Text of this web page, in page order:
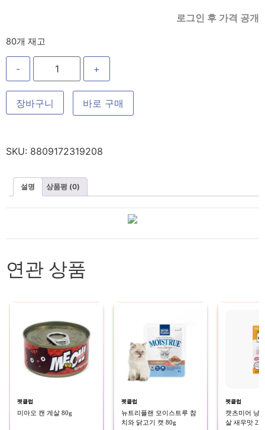
로그인 후 가격 공개
80개 재고
- +
장바구니 바로 구매
SKU: 8809172319208
설명 상품평 (0)
연관 상품
펫클럽
미아오 캔 게살 80g
펫클럽
뉴트리플랜 모이스트루 참
치와 닭고기 캣 80g
펫클럽
캣츠미어 냥
살 새우맛 22g